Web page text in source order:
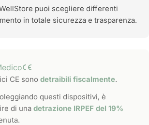
puoi scegliere differenti
in totale sicurezza e trasparenza.
CE sono detraibili fiscalmente.
questi dispositivi, è
di una detrazione IRPEF del 19%